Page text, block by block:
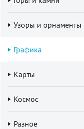
Узоры и орнаменты
Графика
Карты
Космос
Разное